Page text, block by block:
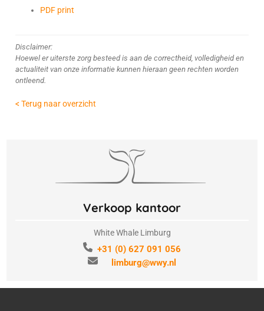
PDF print
Disclaimer:
Hoewel er uiterste zorg besteed is aan de correctheid, volledigheid en
actualiteit van onze informatie kunnen hieraan geen rechten worden
ontleend.
< Terug naar overzicht
Verkoop kantoor
White Whale Limburg
+31 (0) 627 091 056
limburg@wwy.nl